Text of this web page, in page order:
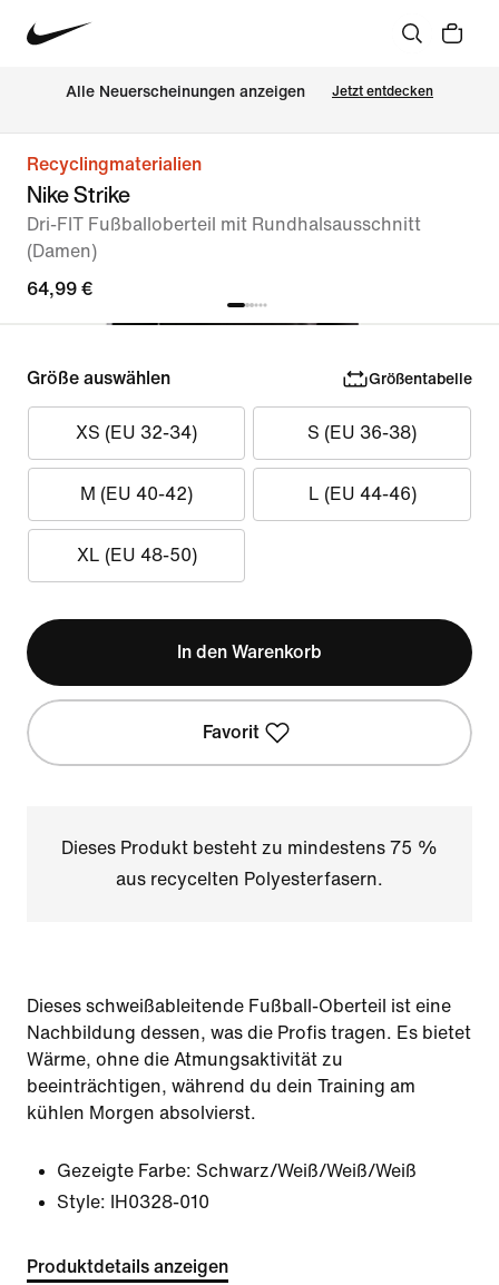
Alle Neuerscheinungen anzeigen Jetzt entdecken
Recyclingmaterialien
Nike Strike
Dri-FIT Fußballoberteil mit Rundhalsausschnitt
(Damen)
64,99 €
Größe auswählen Größentabelle
XS (EU 32-34) S (EU 36-38)
M (EU 40-42) L (EU 44-46)
XL (EU 48-50)
In den Warenkorb
Favorit
Dieses Produkt besteht zu mindestens 75 %
aus recycelten Polyesterfasern.
Dieses schweißableitende Fußball-Oberteil ist eine
Nachbildung dessen, was die Profis tragen. Es bietet
Wärme, ohne die Atmungsaktivität zu
beeinträchtigen, während du dein Training am
kühlen Morgen absolvierst.
Gezeigte Farbe: Schwarz/Weiß/Weiß/Weiß
Style:
IH0328-010
Produktdetails anzeigen